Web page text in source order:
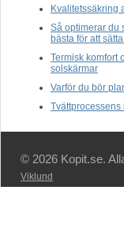
Kvalitetssäkring
Så optimerar du
bästa för att
Termisk komfort
solskärmar
Varför du bör
© 2026 Kopit.se.
Viklund